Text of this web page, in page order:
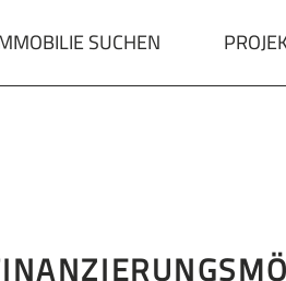
SUCHEN